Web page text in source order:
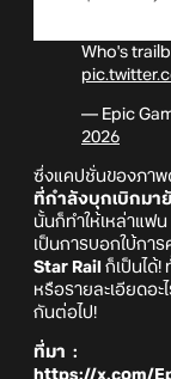
เกม Honkai : Star
Who's
— Epic
2026
ซึ่งแคปชั่นของภาพ
ที่กำลังบุกเบิกมา
นั้นก็ทำให้เหล่าแฟน
เป็นการบอกใบ้กา
Star Rail ก็เป็นได้!
หรือรายละเอียดอ
กันต่อไป!
ที่มา :
https://x.com/